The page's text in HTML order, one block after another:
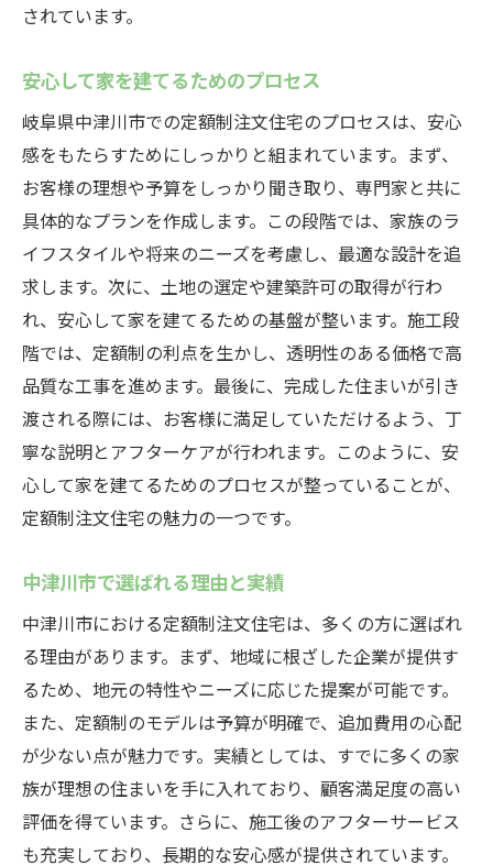
されています。
安心して家を建てるためのプロセス
岐阜県中津川市での定額制注文住宅のプロセスは、安心
感をもたらすためにしっかりと組まれています。まず、
お客様の理想や予算をしっかり聞き取り、専門家と共に
具体的なプランを作成します。この段階では、家族のラ
イフスタイルや将来のニーズを考慮し、最適な設計を追
求します。次に、土地の選定や建築許可の取得が行わ
れ、安心して家を建てるための基盤が整います。施工段
階では、定額制の利点を生かし、透明性のある価格で高
品質な工事を進めます。最後に、完成した住まいが引き
渡される際には、お客様に満足していただけるよう、丁
寧な説明とアフターケアが行われます。このように、安
心して家を建てるためのプロセスが整っていることが、
定額制注文住宅の魅力の一つです。
中津川市で選ばれる理由と実績
中津川市における定額制注文住宅は、多くの方に選ばれ
る理由があります。まず、地域に根ざした企業が提供す
るため、地元の特性やニーズに応じた提案が可能です。
また、定額制のモデルは予算が明確で、追加費用の心配
が少ない点が魅力です。実績としては、すでに多くの家
族が理想の住まいを手に入れており、顧客満足度の高い
評価を得ています。さらに、施工後のアフターサービス
も充実しており、長期的な安心感が提供されています。